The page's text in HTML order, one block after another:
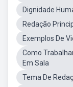
Dignidade
Redação
Exemplos De
Como
Em Sala
Tema De